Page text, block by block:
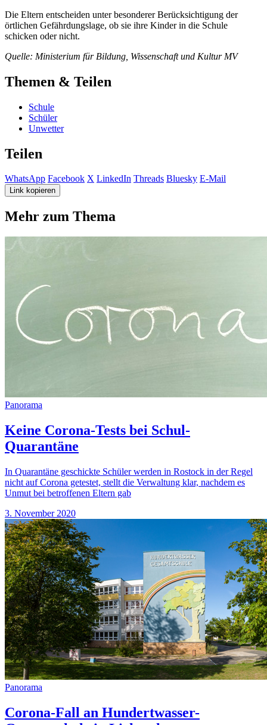
Die Eltern entscheiden unter besonderer Berücksichtigung der
örtlichen Gefährdungslage, ob sie ihre Kinder in die Schule
schicken oder nicht.
Quelle: Ministerium für Bildung, Wissenschaft und Kultur MV
Themen & Teilen
Schule
Schüler
Unwetter
Teilen
WhatsApp Facebook X LinkedIn Threads Bluesky E-Mail
Link kopieren
Mehr zum Thema
Panorama
Keine Corona-Tests bei Schul-
Quarantäne
In Quarantäne geschickte Schüler werden in Rostock in der Regel
nicht auf Corona getestet, stellt die Verwaltung klar, nachdem es
Unmut bei betroffenen Eltern gab
3. November 2020
Panorama
Corona-Fall an Hundertwasser-